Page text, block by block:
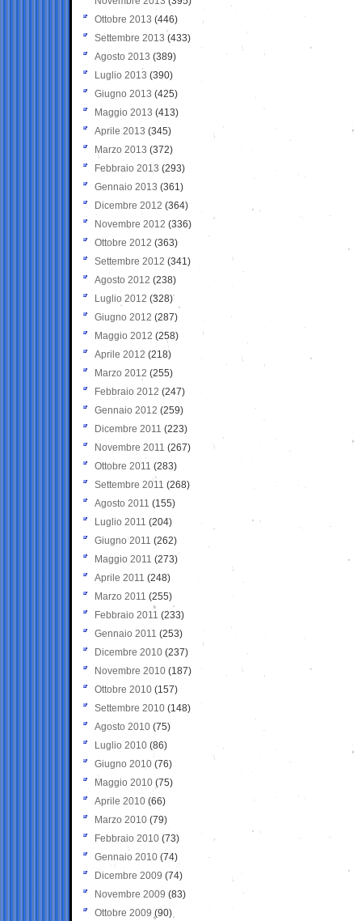
Ottobre 2013 (446)
Settembre 2013 (433)
Agosto 2013 (389)
Luglio 2013 (390)
Giugno 2013 (425)
Maggio 2013 (413)
Aprile 2013 (345)
Marzo 2013 (372)
Febbraio 2013 (293)
Gennaio 2013 (361)
Dicembre 2012 (364)
Novembre 2012 (336)
Ottobre 2012 (363)
Settembre 2012 (341)
Agosto 2012 (238)
Luglio 2012 (328)
Giugno 2012 (287)
Maggio 2012 (258)
Aprile 2012 (218)
Marzo 2012 (255)
Febbraio 2012 (247)
Gennaio 2012 (259)
Dicembre 2011 (223)
Novembre 2011 (267)
Ottobre 2011 (283)
Settembre 2011 (268)
Agosto 2011 (155)
Luglio 2011 (204)
Giugno 2011 (262)
Maggio 2011 (273)
Aprile 2011 (248)
Marzo 2011 (255)
Febbraio 2011 (233)
Gennaio 2011 (253)
Dicembre 2010 (237)
Novembre 2010 (187)
Ottobre 2010 (157)
Settembre 2010 (148)
Agosto 2010 (75)
Luglio 2010 (86)
Giugno 2010 (76)
Maggio 2010 (75)
Aprile 2010 (66)
Marzo 2010 (79)
Febbraio 2010 (73)
Gennaio 2010 (74)
Dicembre 2009 (74)
Novembre 2009 (83)
Ottobre 2009 (90)